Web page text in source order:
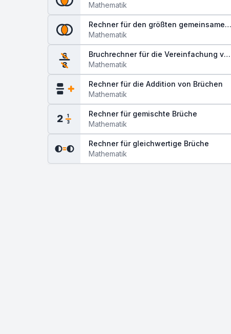
Mathematik
Rechner für den größten gemeinsamen
Teiler
Mathematik
6
8
Bruchrechner für die Vereinfachung von
Brüchen
Mathematik
Rechner für die Addition von Brüchen
Mathematik
2
1
3
Rechner für gemischte Brüche
Mathematik
Rechner für gleichwertige Brüche
Mathematik